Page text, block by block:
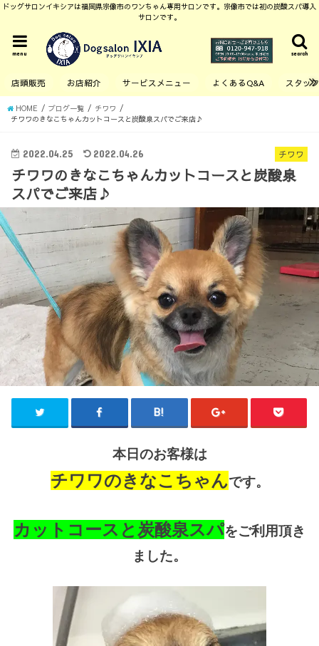
ドッグサロンイキシアは福岡県宗像市のワンちゃん専用サロンです。宗像市では初の炭酸スパ導入
サロンです。
search
menu
店頭販売 お店紹介 サービスメニュー よくあるQ&A スタッ
HOME ブログ一覧
チワワ
チワワのきなこちゃんカットコースと炭酸泉スパでご来店♪
チワワ
2022.04.25 2022.04.26
チワワのきなこちゃんカットコースと炭酸泉
スパでご来店♪
本日のお客様は
チワワのきなこちゃんです。
カットコースと炭酸泉スパをご利用頂き
ました。